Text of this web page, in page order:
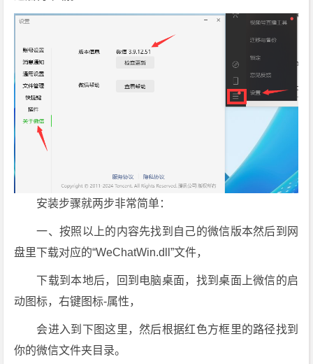
0.
载
安装步骤就两步非常简单：
一、按照以上的内容先找到自己的微信版本然后到网
盘里下载对应的“WeChatWin.dll”文件，
下载到本地后，回到电脑桌面，找到桌面上微信的启
动图标，右键图标-属性，
会进入到下图这里，然后根据红色方框里的路径找到
你的微信文件夹目录。